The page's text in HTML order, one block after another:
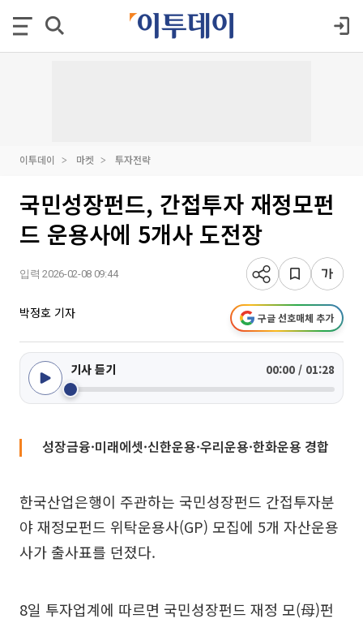
이투데이 마켓 투자전략
국민성장펀드, 간접투자 재정모펀
드 운용사에 5개사 도전장
입력 2026-02-08 09:44
박정호 기자 구글 선호매체 추가
기사 듣기 00:00 / 01:28
성장금융·미래에셋·신한운용·우리운용·한화운용 경합
한국산업은행이 주관하는 국민성장펀드 간접투자분
야 재정모펀드 위탁운용사(GP) 모집에 5개 자산운용
사가 출사표를 던졌다.
8일 투자업계에 따르면 국민성장펀드 재정 모(母)펀